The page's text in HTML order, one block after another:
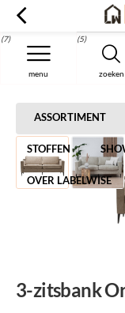
zoeken
(5)
menu
(7)
Menu
ASSORTIMENT
STOFFEN
OVER LABELWISE
Home 3-zitsbank
3-zitsbank